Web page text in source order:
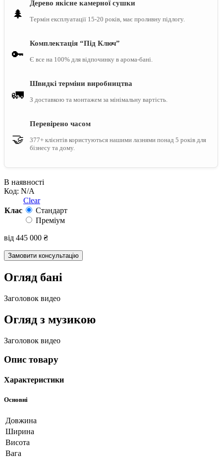
🌲
Дерево якісне камерної сушки
Термін експлуатації 15-20 років, має проливну підлогу.
🔑
Комплектація “Під Ключ”
Є все на 100% для відпочинку в арома-бані.
🚛
Швидкі терміни виробництва
З доставкою та монтажем за мінімальну вартість.
🤝
Перевірено часом
377+ клієнтів користуються нашими лазнями понад 5 років для
бізнесу та дому.
В наявності
Код: N/A
Клас
Clear
Стандарт
Преміум
від 445 000 ₴
Замовити консультацію
Огляд бані
Заголовок видео
Огляд з музикою
Заголовок видео
Опис товару
Характеристики
Основні
Довжина
Ширина
Висота
Вага